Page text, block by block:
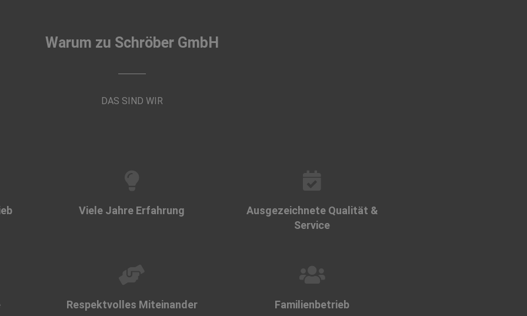
Warum zu Schröber GmbH
DAS SIND WIR
Viele Jahre Erfahrung
Ausgezeichnete Qualität &
Service
Respektvolles Miteinander Familienbetrieb